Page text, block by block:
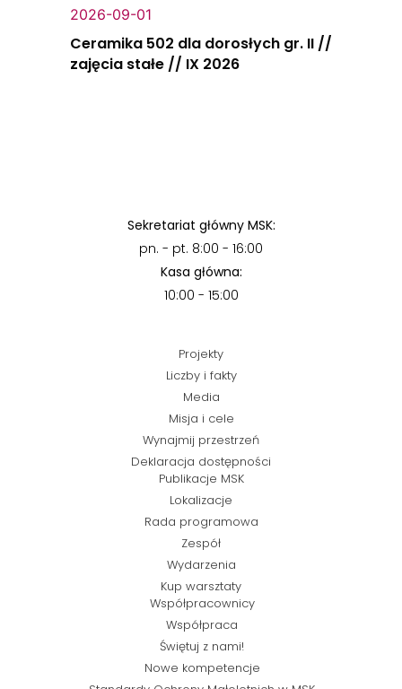
2026-09-01
Ceramika 502 dla dorosłych gr. II //
zajęcia stałe // IX 2026
Sekretariat główny MSK:
pn. - pt. 8:00 - 16:00
Kasa główna:
10:00 - 15:00
Projekty
Liczby i fakty
Media
Misja i cele
Wynajmij przestrzeń
Deklaracja dostępności
Publikacje MSK
Lokalizacje
Rada programowa
Zespół
Wydarzenia
Kup warsztaty
Współpracownicy
Współpraca
Świętuj z nami!
Nowe kompetencje